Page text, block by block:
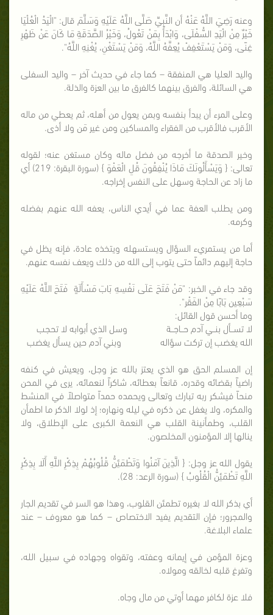
وعنه رَضِيَ اللَّهُ عَنْهُ أن النَّبِيِّ صَلَّى اللَّهُ عَلَيْهِ وَسَلَّمَ قال: "الْيَدُ الْعُلْيَا
خَيْرٌ مِنْ الْيَدِ السُّفْلَى، وَابْدَأْ بِمَنْ تَعُولُ، وَخَيْرُ الصَّدَقَةِ مَا كَانَ عَنْ ظَهْرِ
غِنًى، وَمَنْ يَسْتَعْفِفْ يُعِفَّهُ اللَّهُ، وَمَنْ يَسْتَغْنِ، يُغْنِهِ اللَّهُ".
واليد العليا هي المنفقة – كما جاء في حديث آخر – واليد السفلى
هي السائلة، والفرق بينهما كالفرق ما بين العزة والذلة.
وعلى المرء أن يبدأ بنفسه وبمن يعول من أهله، ثم يعطي من ماله
الأقرب فالأقرب من الفقراء والمساكين ومن غير مَن ولا أذى.
وخير الصدقة ما أخرجه من فضل ماله وكان مستغن عنه؛ لقوله
تعالى: { وَيَسْأَلُونَكَ مَاذَا يُنْفِقُونَ قُلِ الْعَفْوَ } (سورة البقرة: 219) أي
ما زاد عن الحاجة وسهل على النفس إخراجه.
ومن يطلب العفة عما في أيدي الناس، يعفه الله عنهم بفضله
وكرمه.
أما من يستمريء السؤال ويستسهله ويتخذه عادة، فإنه يظل في
حاجة إليهم دائماً حتى يتوب إلى الله من ذلك ويعف نفسه عنهم.
وقد جاء في الخبر: "مَنْ فَتَحَ عَلَى نَفْسِهِ بَابَ مَسْأَلَةٍ فَتَحَ اللَّهُ عَلَيْهِ
سَبْعِين بَابًا مِنْ الفَقْر".
وما أحسن قول القائل:
لا تســأل بنــي آدم حــاجــة وسل الذي أبوابه لا تحجب
الله يغضب إن تركت سؤاله وبني آدم حين يسأل يغضب
إن المسلم الحق هو الذي يعتز بالله عز وجل، ويعيش في كنفه
راضياً بقضائه وقدره، قانعاً بعطائه، شاكراً لنعمائه، يرى في المحن
منحاً فيشكر ربه تبارك وتعالى ويحمده حمداً متواصلاً في المنشط
والمكره، ولا يغفل عن ذكره في ليله ونهاره؛ إذ لولا الذكر ما اطمأن
القلب، وطمأنينة القلب هي النعمة الكبرى على الإطلاق، ولا
ينالها إلا المؤمنون المخلصون.
يقول الله عز وجل: { الَّذِينَ آمَنُوا وَتَطْمَئِنُّ قُلُوبُهُمْ بِذِكْرِ اللَّهِ أَلَا بِذِكْرِ
اللَّهِ تَطْمَئِنُّ الْقُلُوبُ } (سورة الرعد: 28).
أي بذكر الله لا بغيره تطمئن القلوب، وهذا هو السر في تقديم الجار
والمجرور؛ فإن التقديم يفيد الاختصاص – كما هو معروف – عند
علماء البلاغة.
وعزة المؤمن في إيمانه وعفته، وتقواه وجهاده في سبيل الله،
وتفرغ قلبه لخالقه ومولاه.
فلا عزة لكافر مهما أوتي من مال وجاه.